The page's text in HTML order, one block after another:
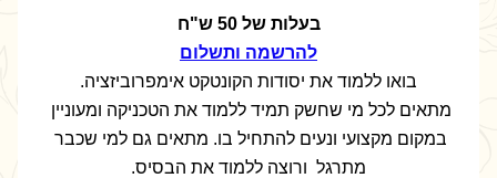
בעלות של 50 ש"ח
להרשמה ותשלום
בואו ללמוד את יסודות הקונטקט אימפרוביזציה.
מתרגל  ורוצה ללמוד את הבסיס.